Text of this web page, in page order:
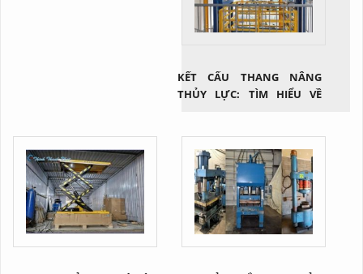
KẾT CẤU THANG NÂNG
THỦY LỰC: TÌM HIỂU VỀ